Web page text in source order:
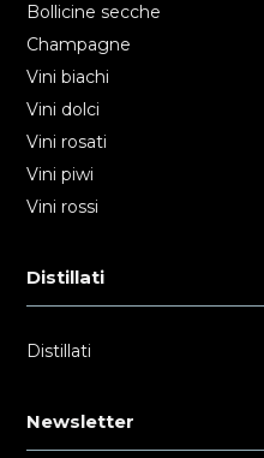
Bollicine secche
Champagne
Vini biachi
Vini dolci
Vini rosati
Vini piwi
Vini rossi
Distillati
Distillati
Newsletter